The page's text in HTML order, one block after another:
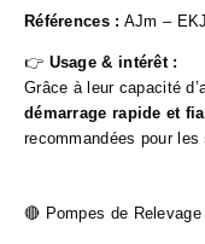
Références : AJm –
👉 Usage & intérêt :
Grâce à leur capacité
démarrage rapide et
recommandées pour les
🔴 Pompes de Relevage